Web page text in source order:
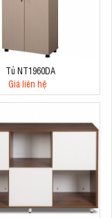
Tủ NT1960DA
Giá liên hệ